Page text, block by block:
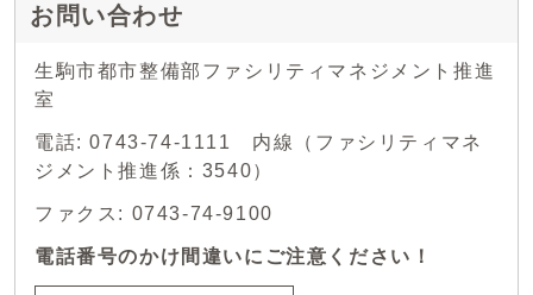
お問い合わせ
生駒市都市整備部ファシリティマネジメント推進
室
電話: 0743-74-1111 内線（ファシリティマネ
ジメント推進係：3540）
ファクス: 0743-74-9100
電話番号のかけ間違いにご注意ください！